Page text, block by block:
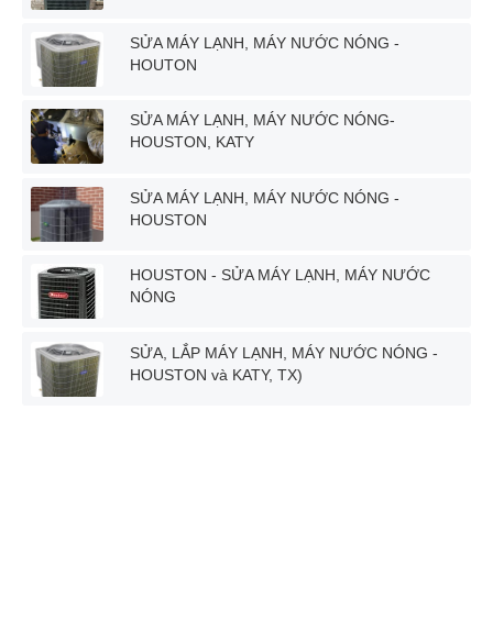
SỬA MÁY LẠNH, MÁY NƯỚC NÓNG -
HOUTON
SỬA MÁY LẠNH, MÁY NƯỚC NÓNG-
HOUSTON, KATY
SỬA MÁY LẠNH, MÁY NƯỚC NÓNG -
HOUSTON
HOUSTON - SỬA MÁY LẠNH, MÁY NƯỚC
NÓNG
SỬA, LẮP MÁY LẠNH, MÁY NƯỚC NÓNG -
HOUSTON và KATY, TX)